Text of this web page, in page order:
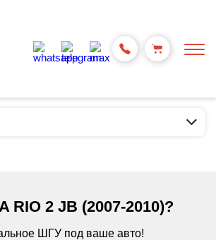
RIO 2 JB (2007-2010)?
ШГУ под ваше авто!